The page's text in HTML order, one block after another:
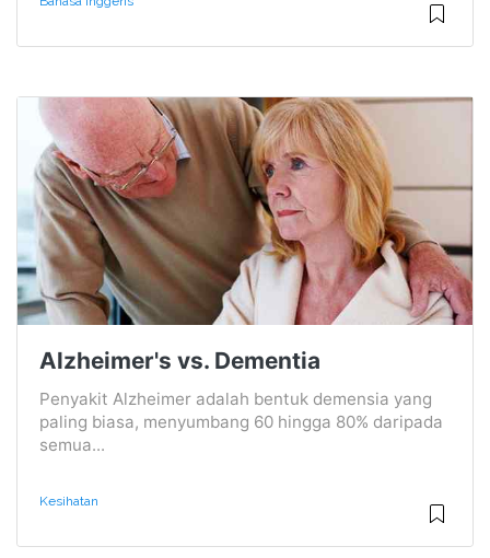
Alzheimer's vs. Dementia
Penyakit Alzheimer adalah bentuk demensia yang
paling biasa, menyumbang 60 hingga 80% daripada
semua...
Kesihatan